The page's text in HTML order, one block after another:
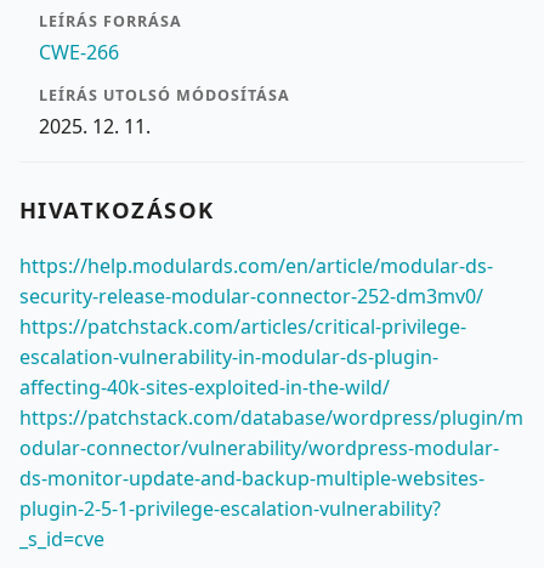
LEÍRÁS FORRÁSA
CWE-266
LEÍRÁS UTOLSÓ MÓDOSÍTÁSA
2025. 12. 11.
HIVATKOZÁSOK
https://help.modulards.com/en/article/modular-ds-
security-release-modular-connector-252-dm3mv0/
https://patchstack.com/articles/critical-privilege-
escalation-vulnerability-in-modular-ds-plugin-
affecting-40k-sites-exploited-in-the-wild/
https://patchstack.com/database/wordpress/plugin/m
odular-connector/vulnerability/wordpress-modular-
ds-monitor-update-and-backup-multiple-websites-
plugin-2-5-1-privilege-escalation-vulnerability?
_s_id=cve